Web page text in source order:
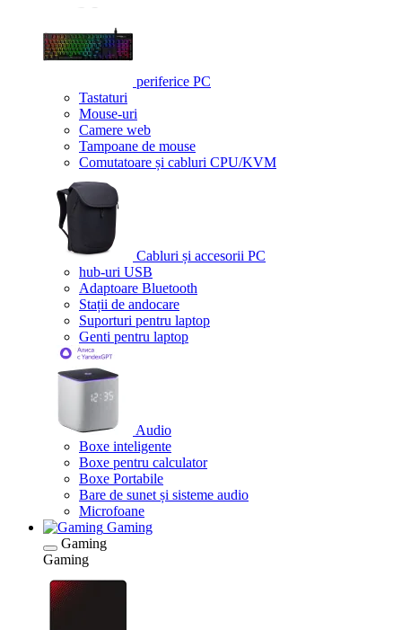
periferice PC
Tastaturi
Mouse-uri
Camere web
Tampoane de mouse
Comutatoare și cabluri CPU/KVM
Cabluri și accesorii PC
hub-uri USB
Adaptoare Bluetooth
Stații de andocare
Suporturi pentru laptop
Genti pentru laptop
Audio
Boxe inteligente
Boxe pentru calculator
Boxe Portabile
Bare de sunet și sisteme audio
Microfoane
Gaming
Gaming
Gaming